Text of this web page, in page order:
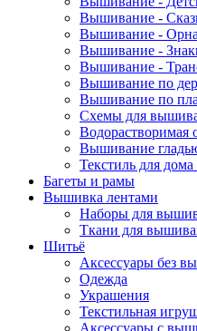
Вышивание -
Вышивание -
Вышивание -
Вышивание -
Вышивание по
Вышивание по
Схемы для
Водорастворимая
Вышивание
Текстиль для
Багеты и рамы
Вышивка лентами
Наборы для
Ткани для
Шитьё
Аксессуары без
Одежда
Украшения
Текстильная